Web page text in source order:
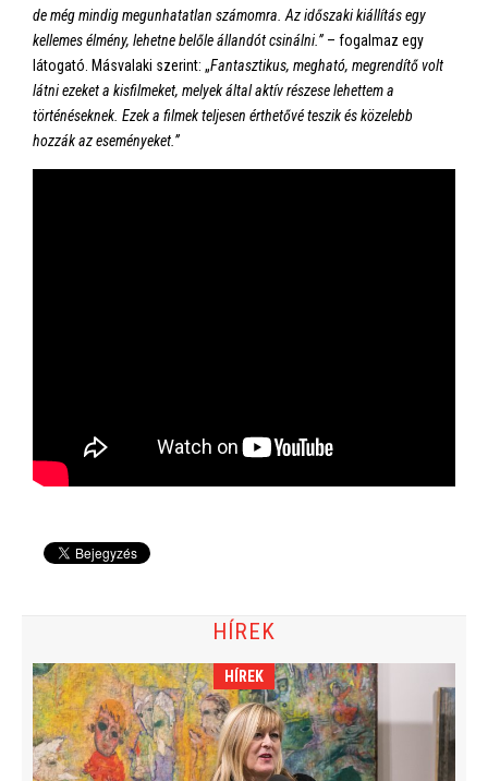
de még mindig megunhatatlan számomra. Az időszaki kiállítás egy
kellemes élmény, lehetne belőle állandót csinálni.” – fogalmaz egy
látogató. Másvalaki szerint: „Fantasztikus, megható, megrendítő volt
látni ezeket a kisfilmeket, melyek által aktív részese lehettem a
történéseknek. Ezek a filmek teljesen érthetővé teszik és közelebb
hozzák az eseményeket.”
HÍREK
HÍREK